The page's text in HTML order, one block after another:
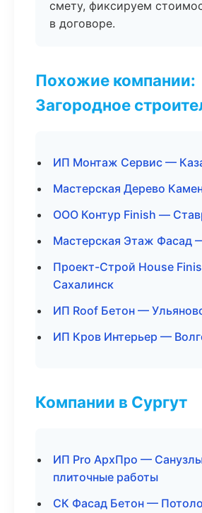
смету, фиксируем
в договоре.
Похожие компании:
Загородное
ИП Монтаж Сервис —
Мастерская Дерево
ООО Контур Finish —
Мастерская Этаж Фасад
Проект-Строй House
Сахалинск
ИП Roof Бетон —
ИП Кров Интерьер —
Компании в Сургут
ИП Pro АрхПро —
плиточные работы
СК Фасад Бетон —